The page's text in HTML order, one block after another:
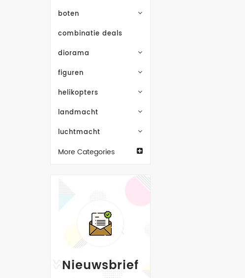
boten
combinatie deals
diorama
figuren
helikopters
landmacht
luchtmacht
More Categories
Nieuwsbrief